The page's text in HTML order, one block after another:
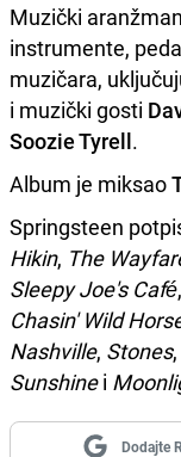
Muzički
instrumente,
muzičara,
i muzički gosti
Soozie Tyrell.
Album je miksao
Springsteen
Hikin, The
Sleepy Joe's Café,
Chasin' Wild
Nashville, Stones,
Sunshinei
Dodajte